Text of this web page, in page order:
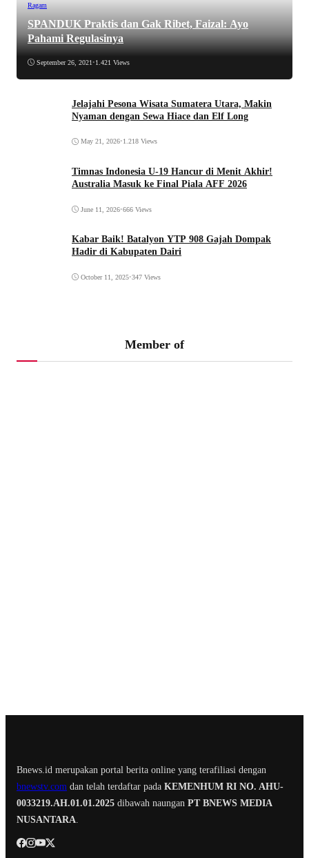
Ragam
SPANDUK Praktis dan Gak Ribet, Faizal: Ayo
Pahami Regulasinya
September 26, 2021•1.421 Views
Jelajahi Pesona Wisata Sumatera Utara, Makin
Nyaman dengan Sewa Hiace dan Elf Long
May 21, 2026•1.218 Views
Timnas Indonesia U-19 Hancur di Menit Akhir!
Australia Masuk ke Final Piala AFF 2026
June 11, 2026•666 Views
Kabar Baik! Batalyon YTP 908 Gajah Dompak
Hadir di Kabupaten Dairi
October 11, 2025•347 Views
Member of
Bnews.id merupakan portal berita online yang terafiliasi dengan
bnewstv.com dan telah terdaftar pada KEMENHUM RI NO. AHU-
0033219.AH.01.01.2025 dibawah naungan PT BNEWS MEDIA
NUSANTARA